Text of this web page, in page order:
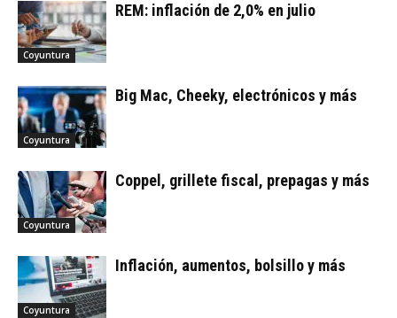
Coyuntura
REM: inflación de 2,0% en julio
Coyuntura
Big Mac, Cheeky, electrónicos y más
Coyuntura
Coppel, grillete fiscal, prepagas y más
Coyuntura
Inflación, aumentos, bolsillo y más